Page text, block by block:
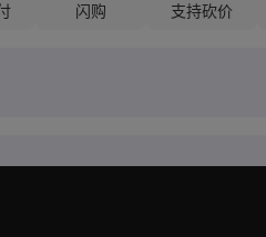
闪购 支持砍价